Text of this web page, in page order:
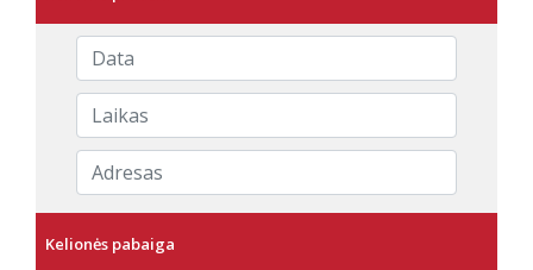
Kelionės pabaiga